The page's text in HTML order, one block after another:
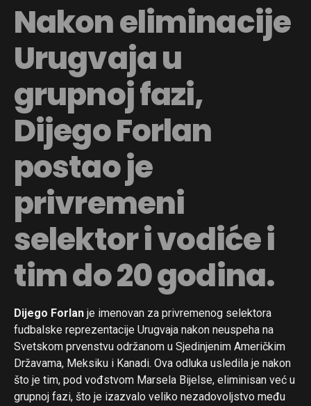
Nakon eliminacije
Urugvaja u
grupnoj fazi,
Dijego Forlan
postao je
privremeni
selektor i vodiće i
tim do 20 godina.
Dijego Forlan je imenovan za privremenog selektora
fudbalske reprezentacije Urugvaja nakon neuspeha na
Svetskom prvenstvu održanom u Sjedinjenim Američkim
Državama, Meksiku i Kanadi. Ova odluka usledila je nakon
što je tim, pod vođstvom Marsela Bijelse, eliminisan već u
grupnoj fazi, što je izazvalo veliko nezadovoljstvo među